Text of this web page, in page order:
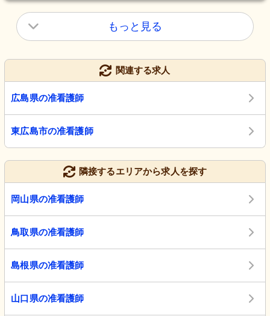
もっと見る
関連する求人
広島県の准看護師
東広島市の准看護師
隣接するエリアから求人を探す
岡山県の准看護師
鳥取県の准看護師
島根県の准看護師
山口県の准看護師